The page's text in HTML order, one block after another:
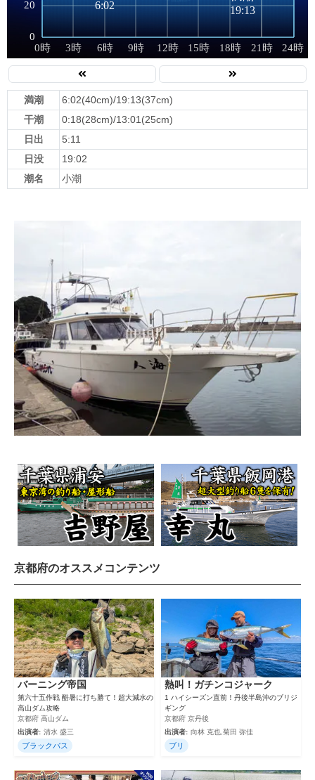
満潮
6:02(40cm)/19:13(37cm)
干潮
0:18(28cm)/13:01(25cm)
日出
5:11
日没
19:02
潮名
小潮
京都府のオススメコンテンツ
バーニング帝国
第六十五作戦 酷暑に打ち勝て！超大減水の
高山ダム攻略
京都府 高山ダム
出演者: 清水 盛三
ブラックバス
熱叫！ガチンコジャーク
1 ハイシーズン直前！丹後半島沖のブリジ
ギング
京都府 京丹後
出演者: 向林 克也,菊田 弥佳
ブリ